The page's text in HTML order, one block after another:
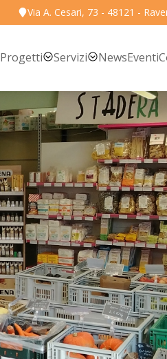
Via A. Cesari, 73 - 48121 -
Progetti Servizi NewsEventi